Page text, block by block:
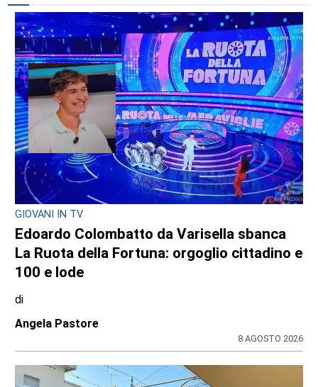
GIOVANI IN TV
Edoardo Colombatto da Varisella sbanca
La Ruota della Fortuna: orgoglio cittadino e
100 e lode
di
Angela Pastore
8 AGOSTO 2026